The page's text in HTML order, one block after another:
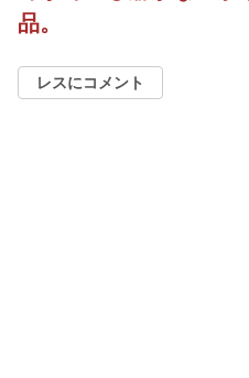
品。
レスにコメント